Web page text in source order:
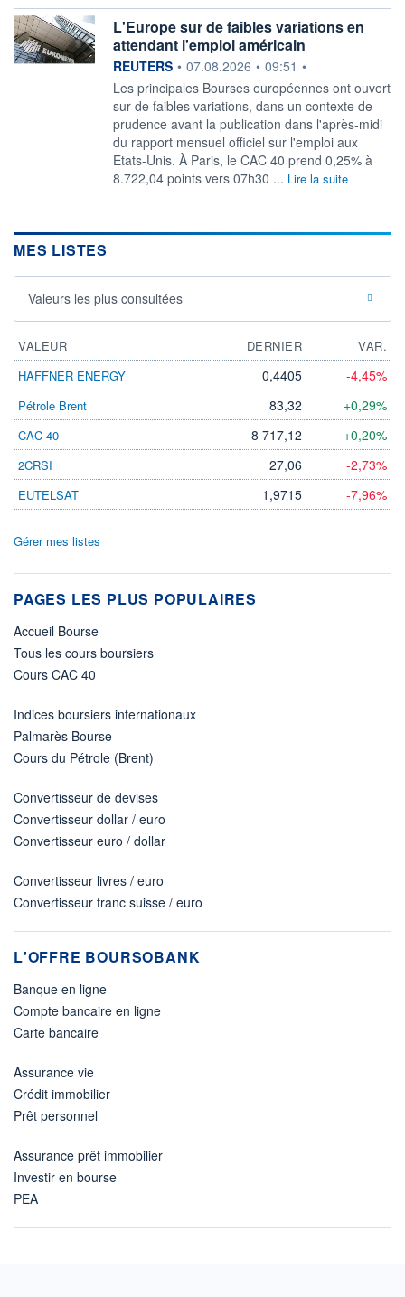
L'Europe sur de faibles variations en
attendant l'emploi américain
information fournie par
REUTERS • 07.08.2026 • 09:51 •
Les principales Bourses européennes ont ouvert
sur de faibles variations, ‌dans un contexte de
prudence avant la publication dans l'après-midi
du rapport mensuel officiel sur l'emploi aux
Etats-Unis. À Paris, le CAC 40 prend ​0,25% à
8.722,04 points vers 07h30 ... Lire la suite
MES LISTES
Valeurs les plus consultées
VALEUR DERNIER
VAR.
HAFFNER ENERGY
0,4405 -4,45%
Pétrole Brent 83,32 +0,29%
CAC 40 8 717,12 +0,20%
2CRSI 27,06 -2,73%
EUTELSAT 1,9715 -7,96%
Gérer mes listes
PAGES LES PLUS POPULAIRES
Accueil Bourse
Tous les cours boursiers
Cours CAC 40
Indices boursiers internationaux
Palmarès Bourse
Cours du Pétrole (Brent)
Convertisseur de devises
Convertisseur dollar / euro
Convertisseur euro / dollar
Convertisseur livres / euro
Convertisseur franc suisse / euro
L'OFFRE BOURSOBANK
Banque en ligne
Compte bancaire en ligne
Carte bancaire
Assurance vie
Crédit immobilier
Prêt personnel
Assurance prêt immobilier
Investir en bourse
PEA